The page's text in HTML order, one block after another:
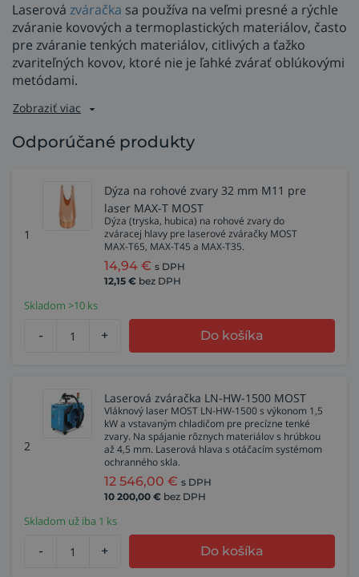
Laserová zváračka sa používa na veľmi presné a rýchle
zváranie kovových a termoplastických materiálov, často
pre zváranie tenkých materiálov, citlivých a ťažko
zvariteľných kovov, ktoré nie je ľahké zvárať oblúkovými
metódami.
Zobraziť viac
Odporúčané produkty
1
Dýza na rohové zvary 32 mm M11 pre
laser MAX-T MOST
Dýza (tryska, hubica) na rohové zvary do
zváracej hlavy pre laserové zváračky MOST
MAX-T65, MAX-T45 a MAX-T35.
14,94 € s DPH
12,15 € bez DPH
Skladom >10 ks
- + Do košíka
2
Laserová zváračka LN-HW-1500 MOST
Vláknový laser MOST LN-HW-1500 s výkonom 1,5
kW a vstavaným chladičom pre precízne tenké
zvary. Na spájanie rôznych materiálov s hrúbkou
až 4,5 mm. Laserová hlava s otáčacím systémom
ochranného skla.
12 546,00 € s DPH
10 200,00 € bez DPH
Skladom už iba 1 ks
- + Do košíka